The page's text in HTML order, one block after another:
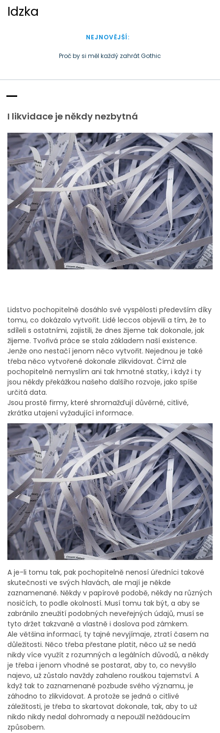
o
Idzka
NEJNOVĚJŠÍ:
Peníze někdy zkomplikují podnikání
I likvidace je někdy nezbytná
Lidstvo pochopitelně dosáhlo své vyspělosti především díky
tomu, co dokázalo vytvořit. Lidé leccos objevili a tím, že to
sdíleli s ostatními, zajistili, že dnes žijeme tak dokonale, jak
žijeme. Tvořivá práce se stala základem naší existence.
Jenže ono nestačí jenom něco vytvořit. Nejednou je také
třeba něco vytvořené dokonale zlikvidovat. Čímž ale
pochopitelně nemyslím ani tak hmotné statky, i když i ty
jsou někdy překážkou našeho dalšího rozvoje, jako spíše
určitá data.
Jsou prostě firmy, které shromažďují důvěrné, citlivé,
zkrátka utajení vyžadující informace.
A je-li tomu tak, pak pochopitelně nenosí úředníci takové
skutečnosti ve svých hlavách, ale mají je někde
zaznamenané. Někdy v papírové podobě, někdy na různých
nosičích, to podle okolností. Musí tomu tak být, a aby se
zabránilo zneužití podobných neveřejných údajů, musí se
tyto držet takzvaně a vlastně i doslova pod zámkem.
Ale většina informací, ty tajné nevyjímaje, ztratí časem na
důležitosti. Něco třeba přestane platit, něco už se nedá
nikdy více využít z rozumných a legálních důvodů, a někdy
je třeba i jenom vhodné se postarat, aby to, co nevyšlo
najevo, už zůstalo navždy zahaleno rouškou tajemství. A
když tak to zaznamenané pozbude svého významu, je
záhodno to zlikvidovat. A protože se jedná o citlivé
záležitosti, je třeba to skartovat dokonale, tak, aby to už
nikdo nikdy nedal dohromady a nepoužil nežádoucím
způsobem.